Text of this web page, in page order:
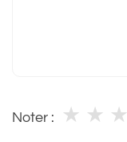
Noter : ★
★
★